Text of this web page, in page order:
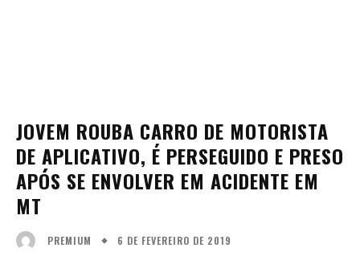
JOVEM ROUBA CARRO DE MOTORISTA
DE APLICATIVO, É PERSEGUIDO E PRESO
APÓS SE ENVOLVER EM ACIDENTE EM
MT
PREMIUM 6 DE FEVEREIRO DE 2019